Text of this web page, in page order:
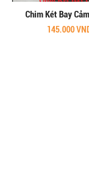
Chim Két Bay
145.000